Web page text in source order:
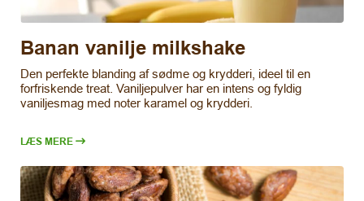
Banan vanilje milkshake
Den perfekte blanding af sødme og krydderi, ideel til en
forfriskende treat. Vaniljepulver har en intens og fyldig
vaniljesmag med noter karamel og krydderi.
LÆS MERE